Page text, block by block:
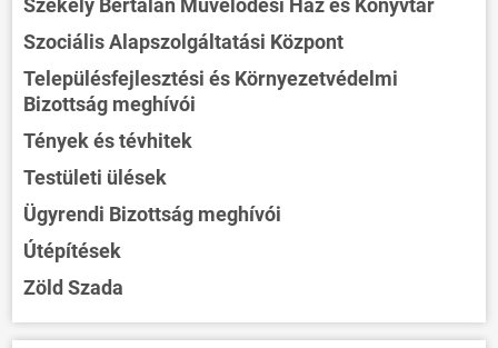
Székely Bertalan Művelődési Ház és Könyvtár
Szociális Alapszolgáltatási Központ
Településfejlesztési és Környezetvédelmi
Bizottság meghívói
Tények és tévhitek
Testületi ülések
Ügyrendi Bizottság meghívói
Útépítések
Zöld Szada